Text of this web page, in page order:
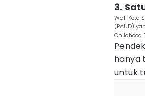
3.
Wali Kota
(PAUD)
Childhood
hanya
untuk